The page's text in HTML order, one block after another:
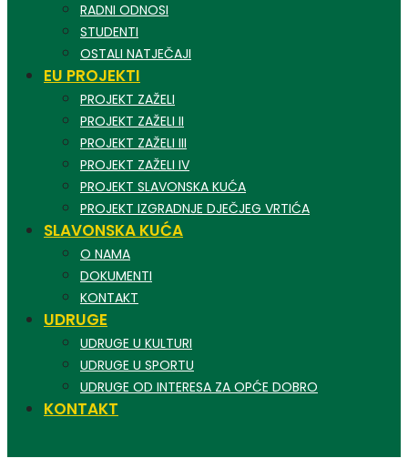
RADNI ODNOSI
STUDENTI
OSTALI NATJEČAJI
EU PROJEKTI
PROJEKT ZAŽELI
PROJEKT ZAŽELI II
PROJEKT ZAŽELI III
PROJEKT ZAŽELI IV
PROJEKT SLAVONSKA KUĆA
PROJEKT IZGRADNJE DJEČJEG VRTIĆA
SLAVONSKA KUĆA
O NAMA
DOKUMENTI
KONTAKT
UDRUGE
UDRUGE U KULTURI
UDRUGE U SPORTU
UDRUGE OD INTERESA ZA OPĆE DOBRO
KONTAKT